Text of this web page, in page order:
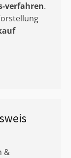
verfahren.
&